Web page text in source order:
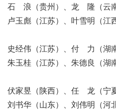
石 浪（贵州）、龙 隆（云
卢玉彪（江苏）、叶雪明（江
史经伟（江苏）、付 力（湖
朱玉桂（江苏）、朱德良（湖
伏家昱（陕西）、任 龙（宁
刘书华（山东）、刘伟明（河